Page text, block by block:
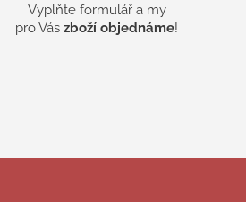
Vyplňte formulář a my
pro Vászboží objednáme!